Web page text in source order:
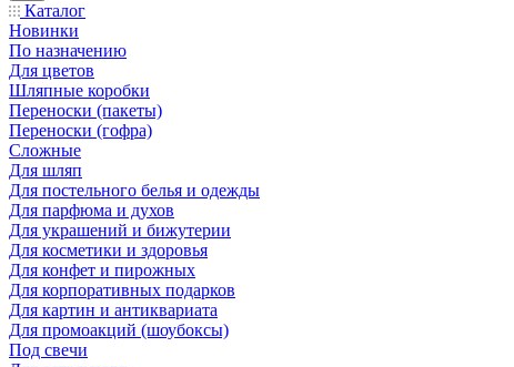
Каталог
Новинки
По назначению
Для цветов
Шляпные коробки
Переноски (пакеты)
Переноски (гофра)
Сложные
Для шляп
Для постельного белья и одежды
Для парфюма и духов
Для украшений и бижутерии
Для косметики и здоровья
Для конфет и пирожных
Для корпоративных подарков
Для картин и антиквариата
Для промоакций (шоубоксы)
Под свечи